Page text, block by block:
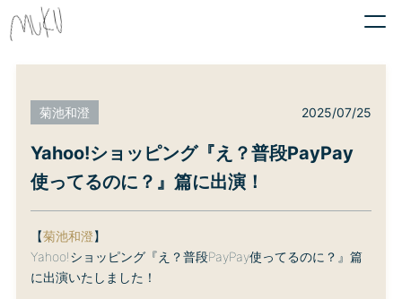
菊池和澄 2025/07/25
Yahoo!ショッピング『え？普段PayPay
使ってるのに？』篇に出演！
【菊池和澄】
Yahoo!ショッピング『え？普段PayPay使ってるのに？』篇
に出演いたしました！